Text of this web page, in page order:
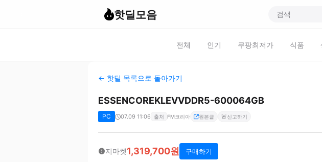
핫딜모음
전체 인기 쿠팡최저가 식품
← 핫딜 목록으로 돌아가기
ESSENCOREKLEVVDDR5-600064GB
PC 07.09 11:06 출처 FM코리아 원본글 🚨신고하기
지마켓1,319,700원 구매하기